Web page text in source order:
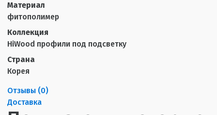
Материал
фитополимер
Коллекция
HiWood профили под подсветку
Страна
Корея
Отзывы (0)
Доставка